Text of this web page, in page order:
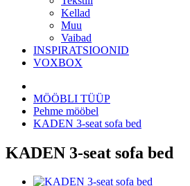
Kellad
Muu
Vaibad
INSPIRATSIOONID
VOXBOX
MÖÖBLI TÜÜP
Pehme mööbel
KADEN 3-seat sofa bed
KADEN 3-seat sofa bed